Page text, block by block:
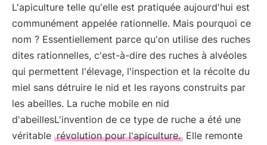
L'apiculture telle qu'elle est pratiquée aujourd'hui est
communément appelée rationnelle. Mais pourquoi ce
nom ? Essentiellement parce qu'on utilise des ruches
dites rationnelles, c'est-à-dire des ruches à alvéoles
qui permettent l'élevage, l'inspection et la récolte du
miel sans détruire le nid et les rayons construits par
les abeilles. La ruche mobile en nid
d'abeillesL'invention de ce type de ruche a été une
véritable révolution pour l'apiculture. Elle remonte